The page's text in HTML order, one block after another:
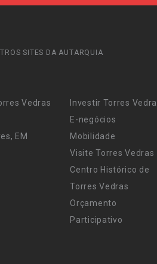
SITES DA AUTARQUIA
Vedras
EM
Investir Torres
E-negócios
Mobilidade
Visite Torres Vedras
Centro Histórico de
Torres Vedras
Orçamento
Participativo